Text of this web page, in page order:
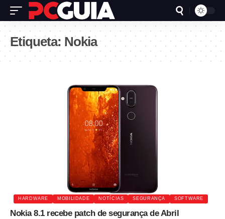
Etiqueta: Nokia
HARDWARE MOBILIDADE NOTÍCIAS SEGURANÇA SOFTWARE
Nokia 8.1 recebe patch de segurança de Abril